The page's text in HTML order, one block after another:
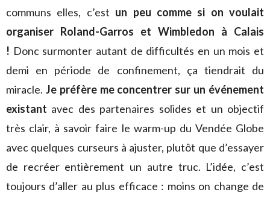
communs elles, c’est un peu comme si on voulait
organiser Roland-Garros et Wimbledon à Calais
! Donc surmonter autant de difficultés en un mois et
demi en période de confinement, ça tiendrait du
miracle. Je préfère me concentrer sur un événement
existant avec des partenaires solides et un objectif
très clair, à savoir faire le warm-up du Vendée Globe
avec quelques curseurs à ajuster, plutôt que d’essayer
de recréer entièrement un autre truc. L’idée, c’est
toujours d’aller au plus efficace : moins on change de